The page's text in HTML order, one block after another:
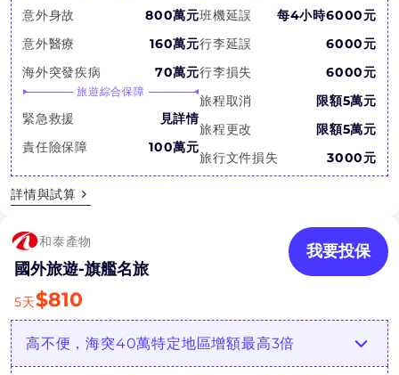
意外身故
800萬元
意外醫療
160萬元
海外突發疾病
70萬元
旅遊綜合保障
緊急救援
見詳情
責任險保障
100萬元
班機延誤
每4小時6000元
行李延誤
6000元
行李損失
6000元
旅程取消
限額5萬元
旅程更改
限額5萬元
旅行文件損失
3000元
詳情與試算
和泰產物
國外旅遊-旗艦名旅
我要投保
5天$810
高不便，海突40萬特定地區增額最高3倍